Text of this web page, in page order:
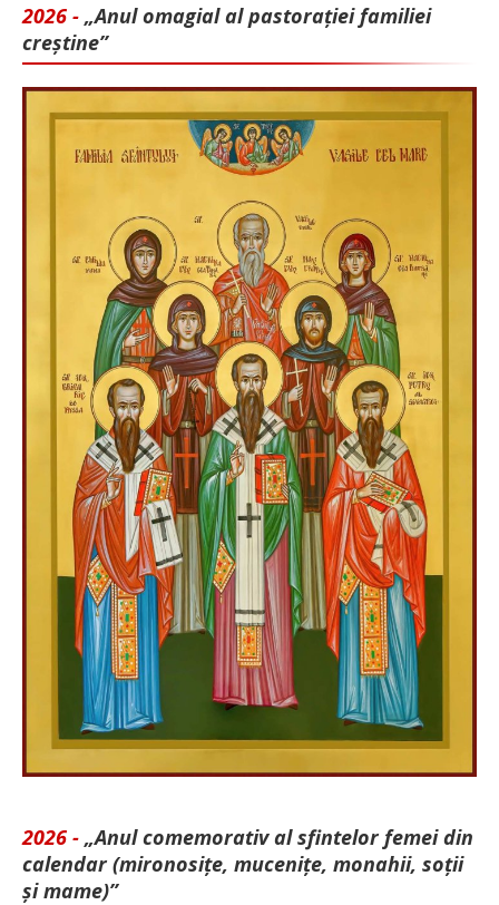
2026 - „Anul omagial al pastorației familiei
creștine”
2026 - „Anul comemorativ al sfintelor femei din
calendar (mironosițe, mu­cenițe, monahii, soții
și mame)”